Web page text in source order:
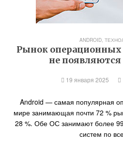
ANDROID,
Рынок
не
19 января 2025
Android — самая популярная
мире занимающая почти 72 %
28 %. Обе ОС занимают более
систем по